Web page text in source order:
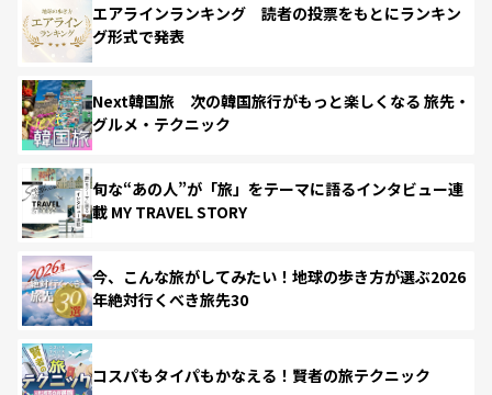
エアラインランキング 読者の投票をもとにランキン
グ形式で発表
Next韓国旅 次の韓国旅行がもっと楽しくなる 旅先・
グルメ・テクニック
旬な“あの人”が「旅」をテーマに語るインタビュー連
載 MY TRAVEL STORY
今、こんな旅がしてみたい！地球の歩き方が選ぶ2026
年絶対行くべき旅先30
コスパもタイパもかなえる！賢者の旅テクニック